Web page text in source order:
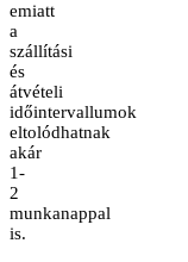
emiatt
a
szállítási
és
átvételi
időintervallumok
eltolódhatnak
akár
1-
2
munkanappal
is.